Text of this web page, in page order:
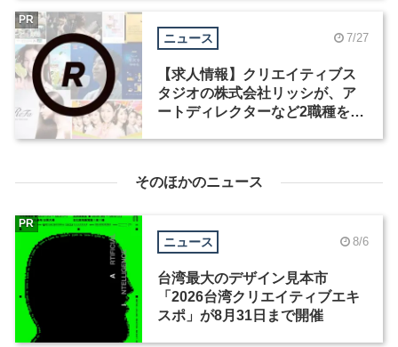
ニュース 7/27
【求人情報】クリエイティブス
タジオの株式会社リッシが、ア
ートディレクターなど2職種を募
PR
そのほかのニュース
ニュース 8/6
台湾最大のデザイン見本市
「2026台湾クリエイティブエキ
スポ」が8月31日まで開催
PR